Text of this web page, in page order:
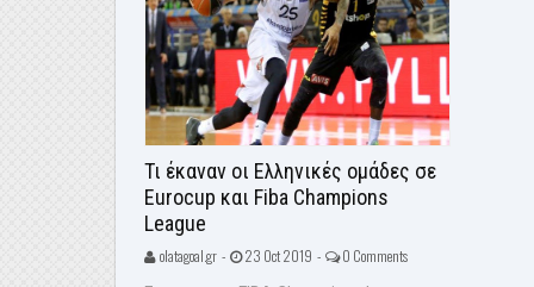
Τι έκαναν οι Ελληνικές ομάδες σε
Eurocup και Fiba Champions
League
olatagoal.gr - 23 Oct 2019 - 0 Comments